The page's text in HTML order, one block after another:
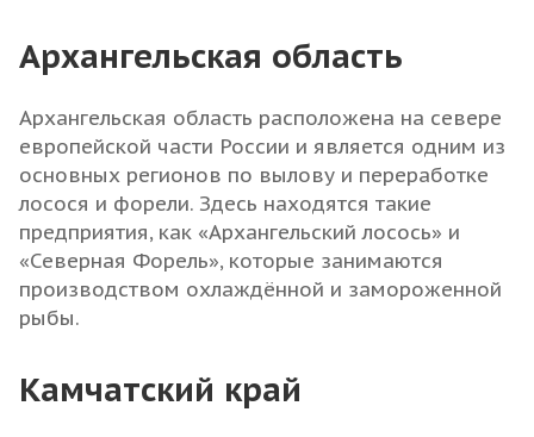
Архангельская область
Архангельская область расположена на севере
европейской части России и является одним из
основных регионов по вылову и переработке
лосося и форели. Здесь находятся такие
предприятия, как «Архангельский лосось» и
«Северная Форель», которые занимаются
производством охлаждённой и замороженной
рыбы.
Камчатский край